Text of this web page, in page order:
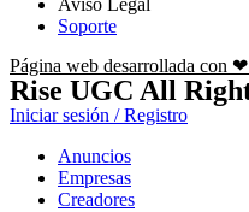
Aviso Legal
Soporte
Página web desarrollada con
Rise UGC All
Iniciar sesión / Registro
Anuncios
Empresas
Creadores